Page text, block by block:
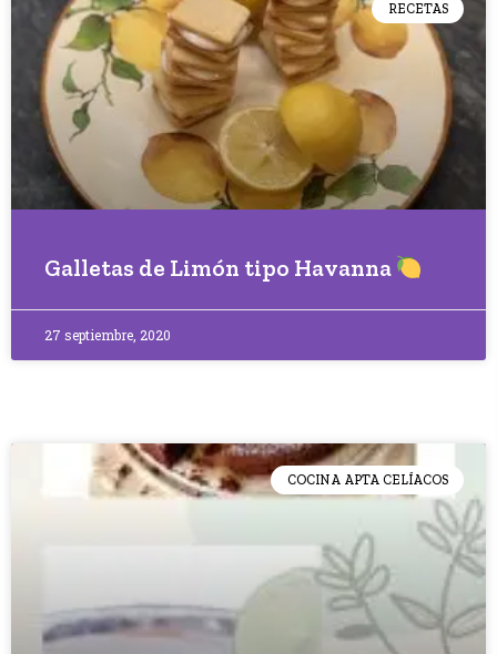
RECETAS
Galletas de Limón tipo Havanna
27 septiembre, 2020
COCINA APTA CELÍACOS